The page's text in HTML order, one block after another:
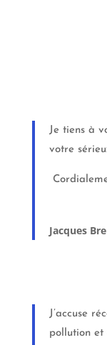
Je tiens à
votre
Jacques
J’accuse
pollution et